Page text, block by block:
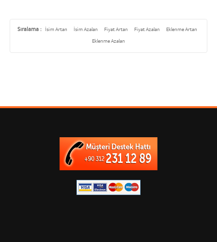
Sıralama : İsim Artan İsim Azalan Fiyat Artan Fiyat Azalan
Eklenme Artan
Eklenme Azalan